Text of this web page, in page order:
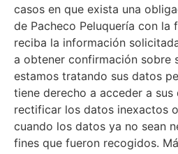
casos en que exista una
de Pacheco Peluquería con la
reciba la información
a obtener confirmación sobre
estamos tratando sus datos
tiene derecho a acceder a sus
rectificar los datos inexactos
cuando los datos ya no sean
fines que fueron recogidos.